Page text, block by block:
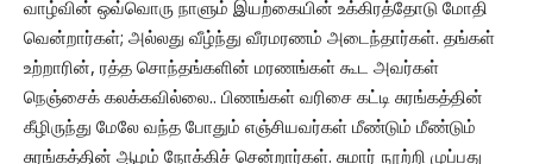
வாழ்வின் ஒவ்வொரு நாளும் இயற்கையின் உக்கிரத்தோடு மோதி
வென்றார்கள்; அல்லது வீழ்ந்து வீரமரணம் அடைந்தார்கள். தங்கள்
உற்றாரின், ரத்த சொந்தங்களின் மரணங்கள் கூட அவர்கள்
நெஞ்சைக் கலக்கவில்லை.. பிணங்கள் வரிசை கட்டி சுரங்கத்தின்
கீழிருந்து மேலே வந்த போதும் எஞ்சியவர்கள் மீண்டும் மீண்டும்
சுரங்கத்தின் ஆழம் நோக்கிச் சென்றார்கள். சுமார் நூற்றி முப்பது